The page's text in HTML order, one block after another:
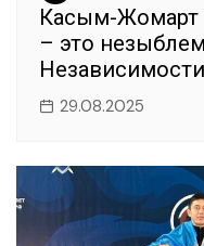
Касым-Жомарт
– это
29.08.2025